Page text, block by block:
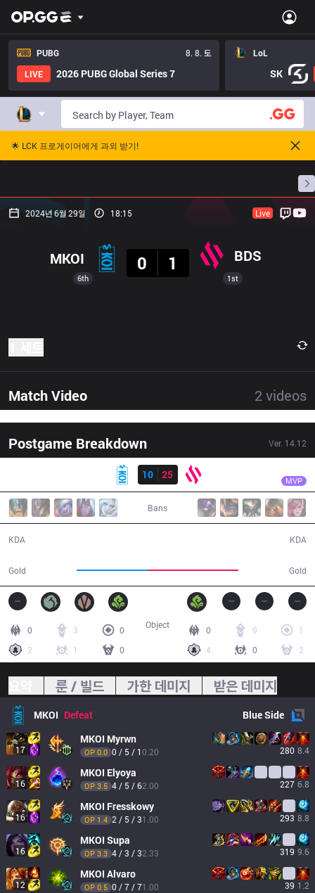
PUBG
8. 8. 토
LIVE
2026 PUBG Global Series 7
LoL
SK
🌟 LCK 프로게이머에게 과외 받기!
프로빌
2024년 6월 29일 18:15 Live
6th
MKOI
0
1 BDS
1st
Match Video 2 videos
Postgame Breakdown Ver. 14.12
10
25 MVP
Bans
KDA
Gold Gold
KDA
0 3
0
2
1 0
0 9
1
4
0 2
Object
룬 / 빌드 가한 데미지 받은 데미지
MKOI Defeat BlueSide
17
MKOI Myrwn
OP 0.0 0 / 5 / 10.20 280 8.4
16
MKOI Elyoya
OP 3.5 4 / 5 / 62.00 227 6.8
16
MKOI Fresskowy
OP 1.4 2 / 5 / 31.00 293 8.8
16
MKOI Supa
OP 3.3 4 / 3 / 32.33 319 9.6
12
MKOI Alvaro
OP 0.5 0 / 7 / 71.00 39 1.2